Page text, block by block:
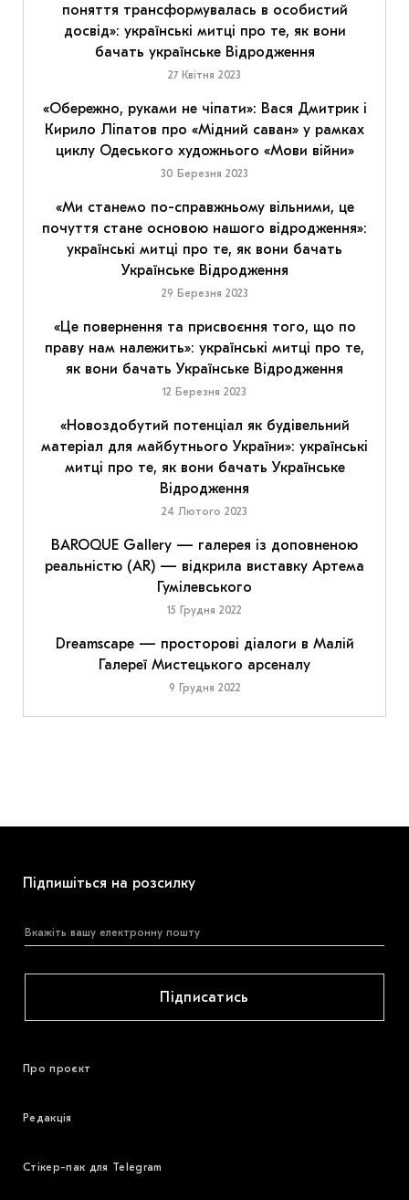
поняття трансформувалась в особистий
досвід»: українські митці про те, як вони
бачать українське Відродження
27 Квітня 2023
«Обережно, руками не чіпати»: Вася Дмитрик і
Кирило Ліпатов про «Мідний саван» у рамках
циклу Одеського художнього «Мови війни»
30 Березня 2023
«Ми станемо по-справжньому вільними, це
почуття стане основою нашого відродження»:
українські митці про те, як вони бачать
Українське Відродження
29 Березня 2023
«Це повернення та присвоєння того, що по
праву нам належить»: українські митці про те,
як вони бачать Українське Відродження
12 Березня 2023
«Новоздобутий потенціал як будівельний
матеріал для майбутнього України»: українські
митці про те, як вони бачать Українське
Відродження
24 Лютого 2023
BAROQUE Gallery — галерея із доповненою
реальністю (AR) — відкрила виставку Артема
Гумілевського
15 Грудня 2022
Dreamscape — просторові діалоги в Малій
Галереї Мистецького арсеналу
9 Грудня 2022
Підпишіться на розсилку
Підписатись
Про проєкт
Редакція
Стікер-пак для Telegram